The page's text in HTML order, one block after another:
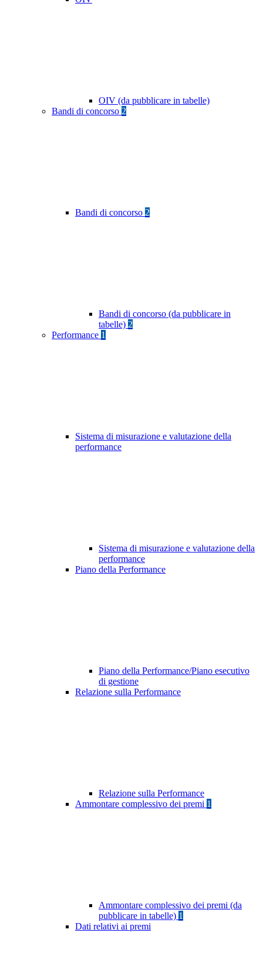
OIV (da pubblicare in tabelle)
Bandi di concorso 2
Bandi di concorso 2
Bandi di concorso (da pubblicare in
tabelle) 2
Performance 1
Sistema di misurazione e valutazione della
performance
Sistema di misurazione e valutazione della
performance
Piano della Performance
Piano della Performance/Piano esecutivo
di gestione
Relazione sulla Performance
Relazione sulla Performance
Ammontare complessivo dei premi 1
Ammontare complessivo dei premi (da
pubblicare in tabelle) 1
Dati relativi ai premi